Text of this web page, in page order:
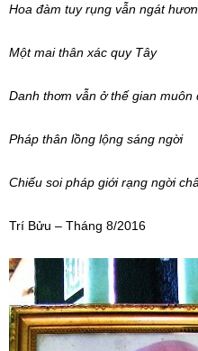
Hoa đàm tuy rụng vẫn ngát
Một mai thân xác quy Tây
Danh thơm vẫn ở thế gian muôn
Pháp thân lồng lộng sáng ngời
Chiếu soi pháp giới rạng ngời
Trí Bửu – Tháng 8/2016